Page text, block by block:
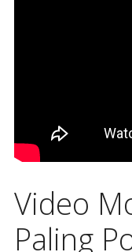
Video
Paling